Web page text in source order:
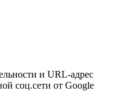
и URL-адрес
соц.сети от Google